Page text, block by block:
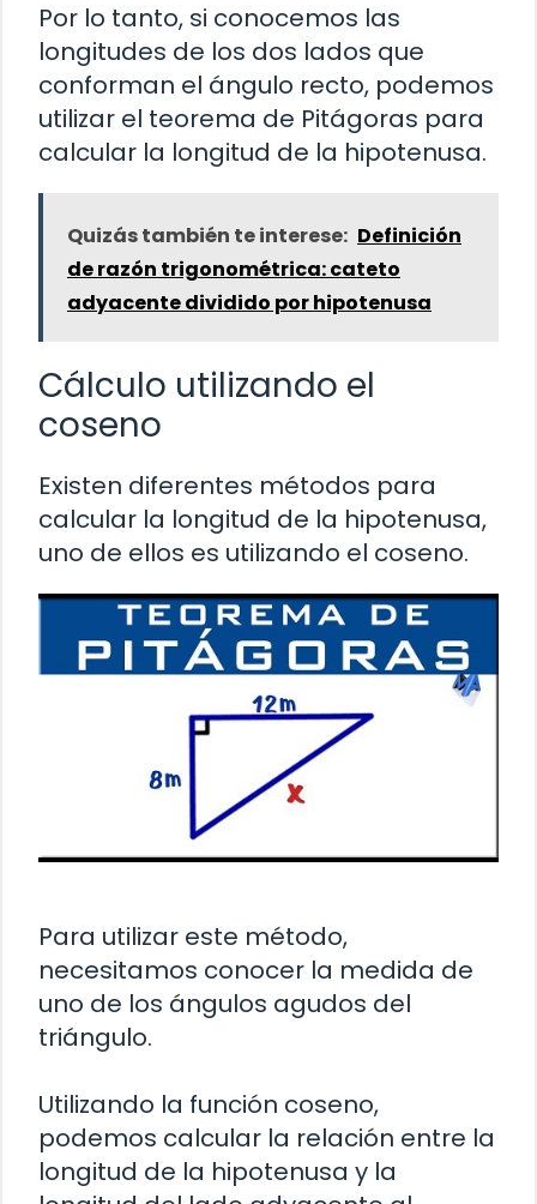
Por lo tanto, si conocemos las
longitudes de los dos lados que
conforman el ángulo recto, podemos
utilizar el teorema de Pitágoras para
calcular la longitud de la hipotenusa.
Quizás también te interese: Definición
de razón trigonométrica: cateto
adyacente dividido por hipotenusa
Cálculo utilizando el
coseno
Existen diferentes métodos para
calcular la longitud de la hipotenusa,
uno de ellos es utilizando el coseno.
Para utilizar este método,
necesitamos conocer la medida de
uno de los ángulos agudos del
triángulo.
Utilizando la función coseno,
podemos calcular la relación entre la
longitud de la hipotenusa y la